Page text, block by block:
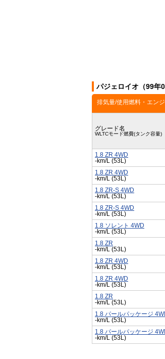
パジェロイオ（99年
排気量/使用燃料・エン
グレード名
WLTCモード燃費(タンク容量)
1.8 ZR 4WD
-km/L (53L)
1.8 ZR 4WD
-km/L (53L)
1.8 ZR-S 4WD
-km/L (53L)
1.8 ZR-S 4WD
-km/L (53L)
1.8 ソレント 4WD
-km/L (53L)
1.8 ZR
-km/L (53L)
1.8 ZR 4WD
-km/L (53L)
1.8 ZR 4WD
-km/L (53L)
1.8 ZR
-km/L (53L)
1.8 パールパッケージ
-km/L (53L)
1.8 パールパッケージ
-km/L (53L)